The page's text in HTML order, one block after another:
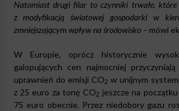
Natomiast drugi filar to czynniki trwałe, które
z modyfikacją światowej gospodarki w
zmniejszającym wpływ na środowisko – mówi
W Europie, oprócz historycznie
galopujących cen najmocniej
uprawnień do emisji CO2 w unijnym
z 25 euro za tonę CO2 jeszcze na
75 euro obecnie. Przez niedobory gazu